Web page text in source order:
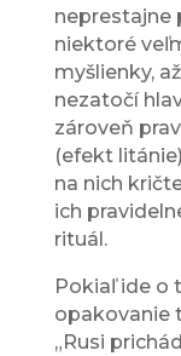
neprestajne
niektoré
myšlienky,
nezatočí
zároveň
(efekt
na nich
ich
rituál.
Pokiaľ ide o
opakovanie
„Rusi